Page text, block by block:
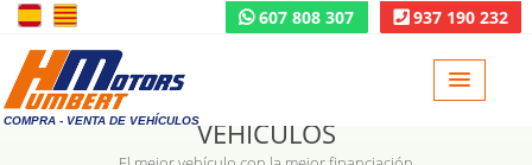
937 190 232
607 808 307
COMPRA - VENTA DE VEHÍCULOSVEHÍCULOS